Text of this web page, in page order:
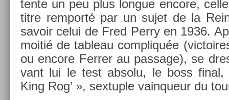
tente un peu plus lon­gue en­core,
titre re­mporté par un sujet de la
savoir celui de Fred Perry en 1936.
moitié de tab­leau com­pliquée
ou en­core Ferr­er au pas­sage), se
vant lui le test ab­solu, le boss final,
King Rog’ », sex­tu­ple vain­queur du